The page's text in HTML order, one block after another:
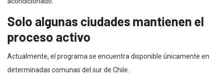
Solo algunas ciudades mantienen el
proceso activo
Actualmente, el programa se encuentra disponible únicamente en
determinadas comunas del sur de Chile.